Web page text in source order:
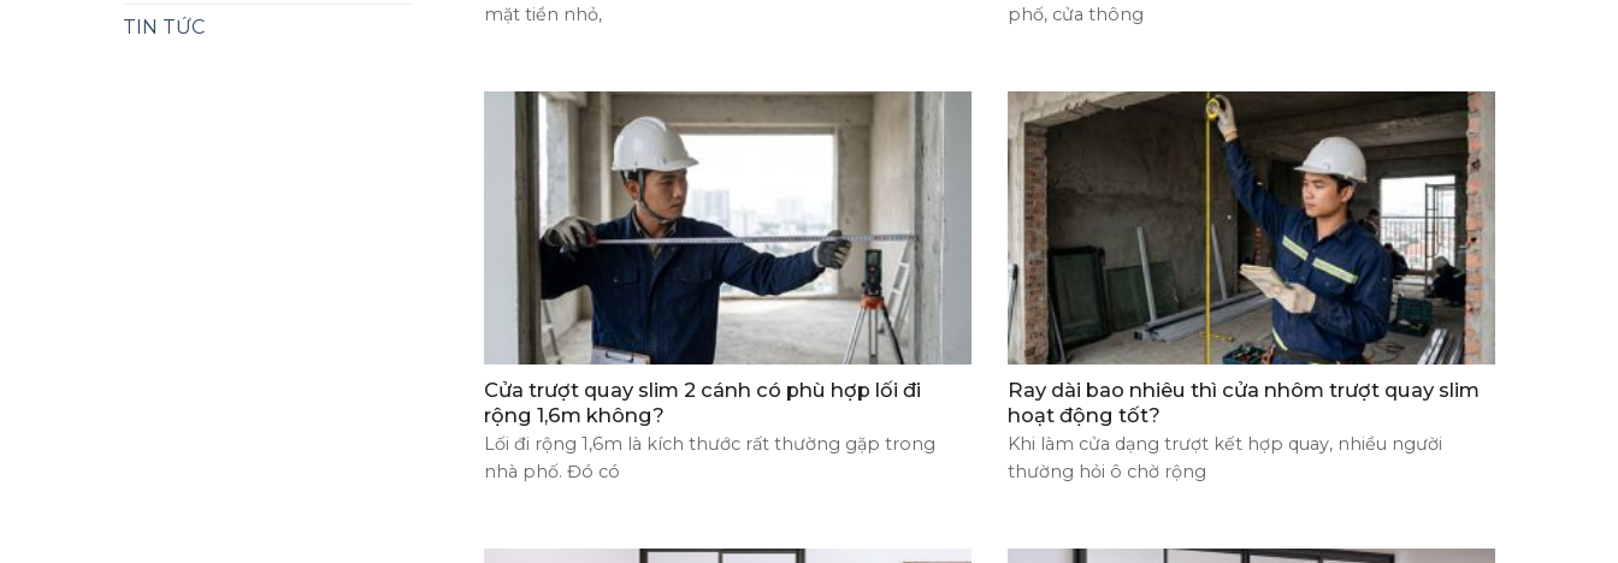
TIN TỨC
mặt tiền nhỏ,
phố, cửa thông
Cửa trượt quay slim 2 cánh có phù hợp lối đi
rộng 1,6m không?
Lối đi rộng 1,6m là kích thước rất thường gặp trong
nhà phố. Đó có
Ray dài bao nhiêu thì cửa nhôm trượt quay slim
hoạt động tốt?
Khi làm cửa dạng trượt kết hợp quay, nhiều người
thường hỏi ô chờ rộng